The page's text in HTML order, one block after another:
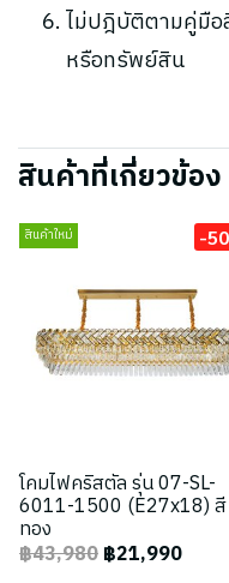
ไม่ปฎิบัติตามคู่มือ
หรือทรัพย์สิน
สินค้าที่เกี่ยวข้อง
สินค้าใหม่ -
โคมไฟคริสตัล รุ่น 07-SL-
6011-1500 (E27x18) สี
ทอง
฿43,980฿21,990